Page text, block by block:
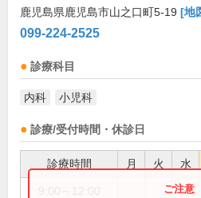
鹿児島県鹿児島市山之口町5-19 [地
099-224-2525
診療科目
内科 小児科
診療/受付時間・休診日
診療時間 月 火 水
●